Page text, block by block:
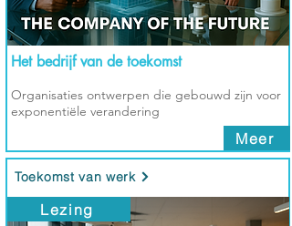
Het bedrijf van de toekomst
Organisaties ontwerpen die gebouwd zijn voor
exponentiële verandering
Meer
Toekomst van werk
Lezing